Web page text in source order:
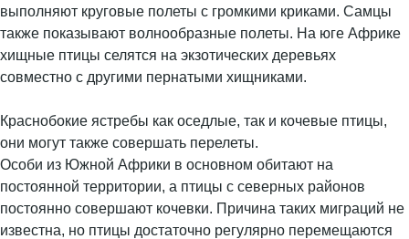
выполняют круговые полеты с громкими криками. Самцы
также показывают волнообразные полеты. На юге Африке
хищные птицы селятся на экзотических деревьях
совместно с другими пернатыми хищниками.
Краснобокие ястребы как оседлые, так и кочевые птицы,
они могут также совершать перелеты.
Особи из Южной Африки в основном обитают на
постоянной территории, а птицы с северных районов
постоянно совершают кочевки. Причина таких миграций не
известна, но птицы достаточно регулярно перемещаются